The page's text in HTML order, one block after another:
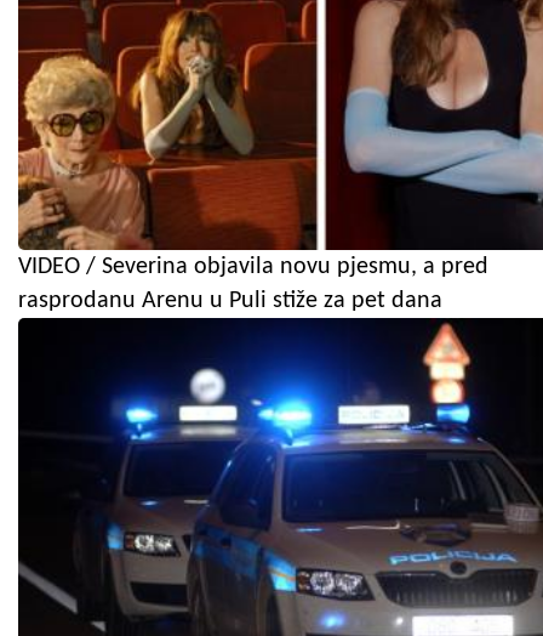
VIDEO / Severina objavila novu pjesmu, a pred
rasprodanu Arenu u Puli stiže za pet dana